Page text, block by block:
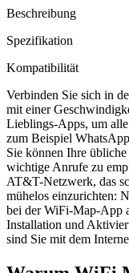
Beschreibung
Spezifikation
Kompatibilität
Verbinden Sie sich in
mit einer
Lieblings-Apps, um
zum Beispiel
Sie können Ihre
wichtige Anrufe zu
AT&T-Netzwerk, das
mühelos einzurichten:
bei der WiFi-Map-App
Installation und
sind Sie mit dem